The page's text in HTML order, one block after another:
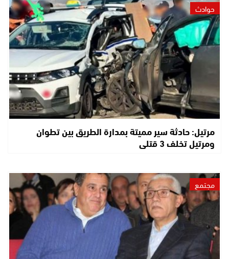
حوادث
مرتيل: حادثة سير مميتة بمدارة الطريق بين تطوان
ومرتيل تخلف 3 قتلى
مجتمع